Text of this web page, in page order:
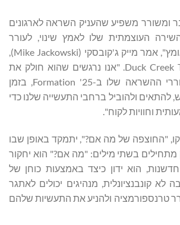
ומשורר משפיע שהעניק השראה לארגונים
העוצמתית שלו לאמץ שינוי, לעורר
חדשנות ולחשוב באומץ", אמר מייק ג'קובסקי (Mike Jackowski),
מנכ"ל Duck Creek Technologies. "אנו נרגשים שהוא חולק את
המילים והסגנון מעוררי ההשראה שלו ב-Formation '25, בזמן
להתאים ולהוביל ברחבי התעשייה שלנו כדי
וחוויות לקוח".
"החוצפה של מה אם?", יתמקד באופן שבו
מתחילים בשתי מילים: "מה אם?" הוא יחקור
הוא ידון כיצד באמצעות כוחן של
לא קונבנציונלית, מנהיגים יכולים לאתגר
טרנספורמציה ולהניע את התעשיות שלהם